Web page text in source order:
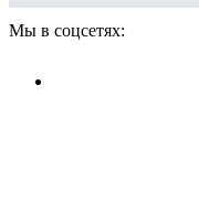
Мы в соцсетях: